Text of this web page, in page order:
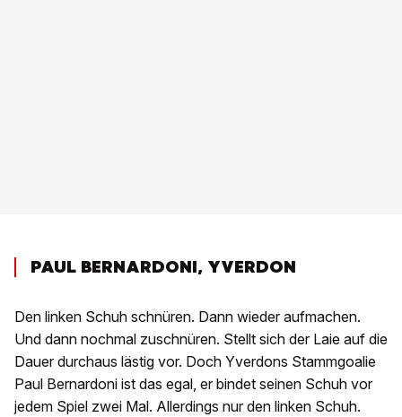
PAUL BERNARDONI, YVERDON
Den linken Schuh schnüren. Dann wieder aufmachen.
Und dann nochmal zuschnüren. Stellt sich der Laie auf die
Dauer durchaus lästig vor. Doch Yverdons Stammgoalie
Paul Bernardoni ist das egal, er bindet seinen Schuh vor
jedem Spiel zwei Mal. Allerdings nur den linken Schuh.